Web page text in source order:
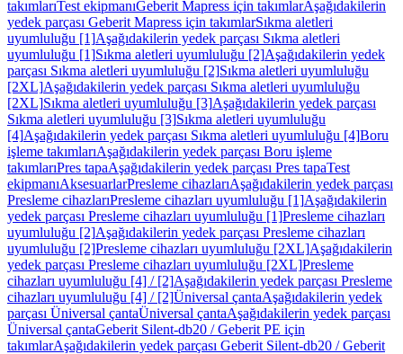
takımlarıTest ekipmanıGeberit Mapress için takımlarAşağıdakilerin
yedek parçası Geberit Mapress için takımlarSıkma aletleri
uyumluluğu [1]Aşağıdakilerin yedek parçası Sıkma aletleri
uyumluluğu [1]Sıkma aletleri uyumluluğu [2]Aşağıdakilerin yedek
parçası Sıkma aletleri uyumluluğu [2]Sıkma aletleri uyumluluğu
[2XL]Aşağıdakilerin yedek parçası Sıkma aletleri uyumluluğu
[2XL]Sıkma aletleri uyumluluğu [3]Aşağıdakilerin yedek parçası
Sıkma aletleri uyumluluğu [3]Sıkma aletleri uyumluluğu
[4]Aşağıdakilerin yedek parçası Sıkma aletleri uyumluluğu [4]Boru
işleme takımlarıAşağıdakilerin yedek parçası Boru işleme
takımlarıPres tapaAşağıdakilerin yedek parçası Pres tapaTest
ekipmanıAksesuarlarPresleme cihazlarıAşağıdakilerin yedek parçası
Presleme cihazlarıPresleme cihazları uyumluluğu [1]Aşağıdakilerin
yedek parçası Presleme cihazları uyumluluğu [1]Presleme cihazları
uyumluluğu [2]Aşağıdakilerin yedek parçası Presleme cihazları
uyumluluğu [2]Presleme cihazları uyumluluğu [2XL]Aşağıdakilerin
yedek parçası Presleme cihazları uyumluluğu [2XL]Presleme
cihazları uyumluluğu [4] / [2]Aşağıdakilerin yedek parçası Presleme
cihazları uyumluluğu [4] / [2]Üniversal çantaAşağıdakilerin yedek
parçası Üniversal çantaÜniversal çantaAşağıdakilerin yedek parçası
Üniversal çantaGeberit Silent-db20 / Geberit PE için
takımlarAşağıdakilerin yedek parçası Geberit Silent-db20 / Geberit